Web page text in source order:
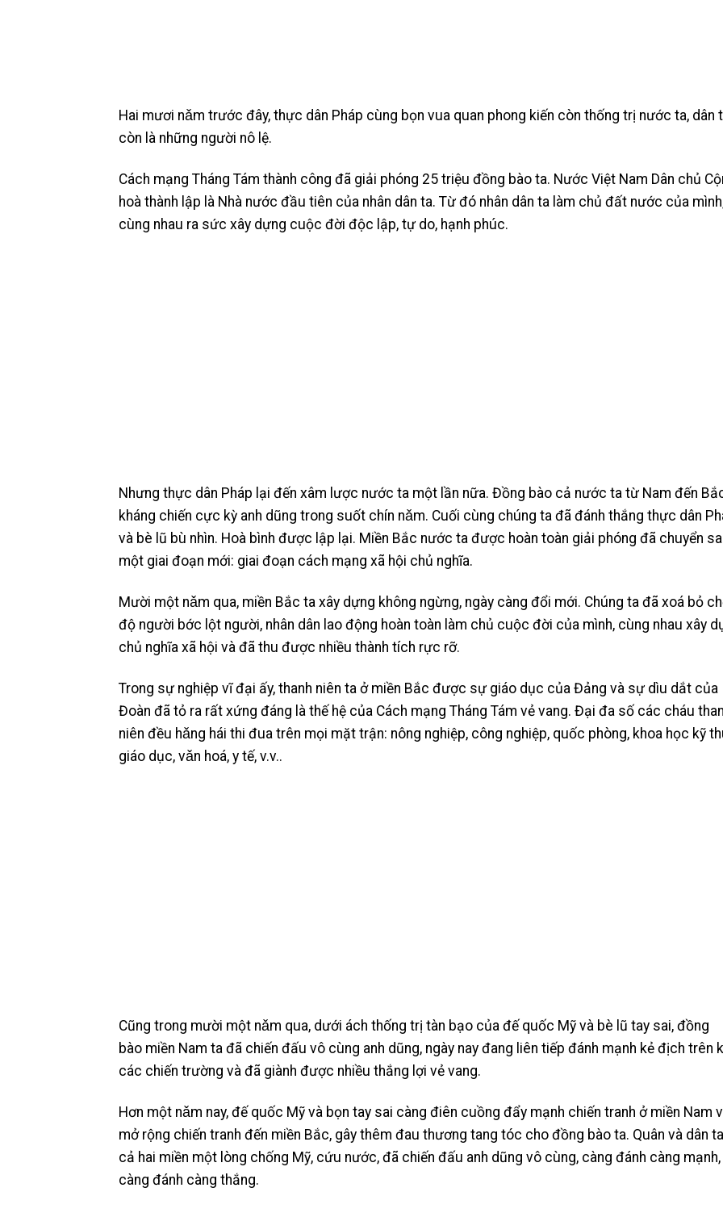
Hai mươi nǎm trước đây, thực dân Pháp cùng bọn vua quan phong kiến còn thống trị nước ta, dân
còn là những người nô lệ.
Cách mạng Tháng Tám thành công đã giải phóng 25 triệu đồng bào ta. Nước Việt Nam Dân chủ
hoà thành lập là Nhà nước đầu tiên của nhân dân ta. Từ đó nhân dân ta làm chủ đất nước của
cùng nhau ra sức xây dựng cuộc đời độc lập, tự do, hạnh phúc.
Nhưng thực dân Pháp lại đến xâm lược nước ta một lần nữa. Đồng bào cả nước ta từ Nam đến
kháng chiến cực kỳ anh dũng trong suốt chín nǎm. Cuối cùng chúng ta đã đánh thắng thực dân
và bè lũ bù nhìn. Hoà bình được lập lại. Miền Bắc nước ta được hoàn toàn giải phóng đã chuyển
một giai đoạn mới: giai đoạn cách mạng xã hội chủ nghĩa.
Mười một nǎm qua, miền Bắc ta xây dựng không ngừng, ngày càng đổi mới. Chúng ta đã xoá bỏ
độ người bớc lột người, nhân dân lao động hoàn toàn làm chủ cuộc đời của mình, cùng nhau xây
chủ nghĩa xã hội và đã thu được nhiều thành tích rực rỡ.
Trong sự nghiệp vĩ đại ấy, thanh niên ta ở miền Bắc được sự giáo dục của Đảng và sự dìu dắt của
Đoàn đã tỏ ra rất xứng đáng là thế hệ của Cách mạng Tháng Tám vẻ vang. Đại đa số các cháu
niên đều hǎng hái thi đua trên mọi mặt trận: nông nghiệp, công nghiệp, quốc phòng, khoa học kỹ
giáo dục, vǎn hoá, y tế, v.v..
Cũng trong mười một nǎm qua, dưới ách thống trị tàn bạo của đế quốc Mỹ và bè lũ tay sai, đồng
bào miền Nam ta đã chiến đấu vô cùng anh dũng, ngày nay đang liên tiếp đánh mạnh kẻ địch trên
các chiến trường và đã giành được nhiều thắng lợi vẻ vang.
Hơn một nǎm nay, đế quốc Mỹ và bọn tay sai càng điên cuồng đẩy mạnh chiến tranh ở miền Nam
mở rộng chiến tranh đến miền Bắc, gây thêm đau thương tang tóc cho đồng bào ta. Quân và dân
cả hai miền một lòng chống Mỹ, cứu nước, đã chiến đấu anh dũng vô cùng, càng đánh càng mạnh,
càng đánh càng thắng.